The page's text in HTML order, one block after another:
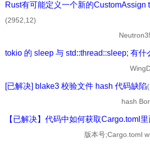
Rust有可能定义一个新的CustomAssign
(2952,12)
tokio 的 sleep 与 std::thread::sleep; 有什
[已解决] blake3 校验文件 hash 代码缺陷
hash
【已解决】代码中如何获取Cargo.toml
版本号;Cargo.toml